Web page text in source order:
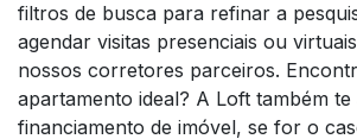
filtros de busca para refinar a
agendar visitas presenciais ou
nossos corretores parceiros.
apartamento ideal? A Loft também te
financiamento de imóvel, se for o